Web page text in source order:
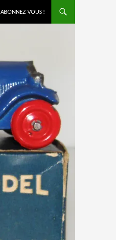
ABONNEZ-VOUS !